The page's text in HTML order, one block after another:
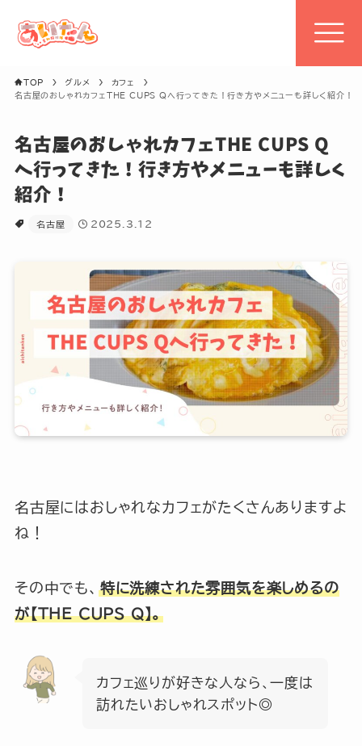
TOP
あいたんとは
グルメ・観光・イベントを
キーワードで探す
特集
プライバシーポリシー
お問い合わせ
TOP グルメ
カフェ
名古屋のおしゃれカフェTHE CUPS Qへ行ってきた！行き方やメニューも詳しく紹介！
名古屋のおしゃれカフェTHE CUPS Q
へ行ってきた！行き方やメニューも詳しく
紹介！
名古屋 2025.3.12
名古屋にはおしゃれなカフェがたくさんありますよ
ね！
その中でも、 特に洗練された雰囲気を楽しめるの
が【THE CUPS Q】。
カフェ巡りが好きな人なら、一度は
訪れたいおしゃれスポット◎